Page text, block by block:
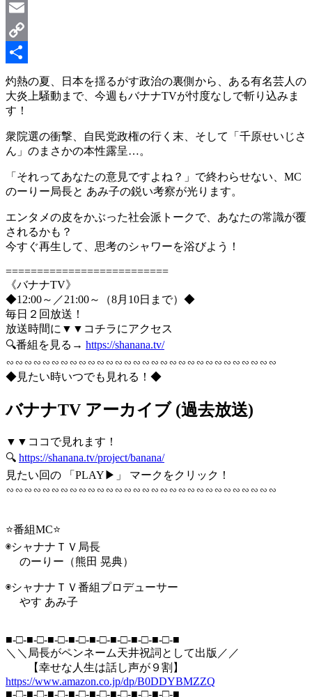
LinkedIn
Email
Copy
Link
共
有
灼熱の夏、日本を揺るがす政治の裏側から、ある有名芸人の
大炎上騒動まで、今週もバナナTVが忖度なしで斬り込みま
す！
衆院選の衝撃、自民党政権の行く末、そして「千原せいじさ
ん」のまさかの本性露呈…。
「それってあなたの意見ですよね？」で終わらせない、MC
のーりー局長と あみ子の鋭い考察が光ります。
エンタメの皮をかぶった社会派トークで、あなたの常識が覆
されるかも？
今すぐ再生して、思考のシャワーを浴びよう！
==========================
《バナナTV》
◆12:00～／21:00～（8月10日まで）◆
毎日２回放送！
放送時間に▼▼コチラにアクセス
🔍番組を見る→ https://shanana.tv/
∽∽∽∽∽∽∽∽∽∽∽∽∽∽∽∽∽∽∽∽∽∽∽∽∽∽∽∽∽∽
◆見たい時いつでも見れる！◆
バナナTV アーカイブ (過去放送)
▼▼ココで見れます！
🔍 https://shanana.tv/project/banana/
見たい回の 「PLAY▶」 マークをクリック！
∽∽∽∽∽∽∽∽∽∽∽∽∽∽∽∽∽∽∽∽∽∽∽∽∽∽∽∽∽∽
⭐️番組MC⭐️
◉シャナナＴＶ局長
のーりー（熊田 晃典）
◉シャナナＴＶ番組プロデューサー
やす あみ子
■-□-■-□-■-□-■-□-■-□-■-□-■-□-■-□-■
＼＼局長がペンネーム天井祝詞として出版／／
【幸せな人生は話し声が９割】
https://www.amazon.co.jp/dp/B0DDYBMZZQ
■-□-■-□-■-□-■-□-■-□-■-□-■-□-■-□-■